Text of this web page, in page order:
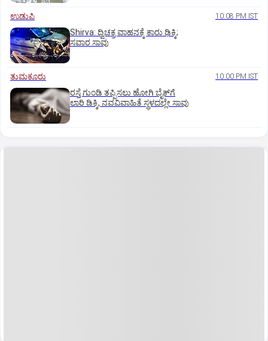
ಉಡುಪಿ 10:08 PM IST
Shirva: ದ್ವಿಚಕ್ರ ವಾಹನಕ್ಕೆ ಕಾರು ಢಿಕ್ಕಿ;
ಸವಾರ ಸಾವು
ತುಮಕೂರು 10:00 PM IST
ರಸ್ತೆ ಗುಂಡಿ ತಪ್ಪಿಸಲು ಹೋಗಿ ಬೈಕ್‌ಗೆ
ಲಾರಿ ಡಿಕ್ಕಿ, ನವವಿವಾಹಿತೆ ಸ್ಥಳದಲ್ಲೇ ಸಾವು